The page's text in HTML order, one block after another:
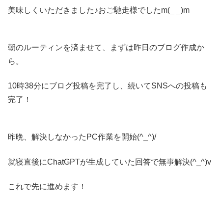
美味しくいただきました♪おご馳走様でしたm(_ _)m
朝のルーティンを済ませて、まずは昨日のブログ作成か
ら。
10時38分にブログ投稿を完了し、続いてSNSへの投稿も
完了！
昨晩、解決しなかったPC作業を開始(^_^)/
就寝直後にChatGPTが生成していた回答で無事解決(^_^)v
これで先に進めます！